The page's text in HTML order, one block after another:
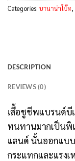
Categories: บานาน่าโบ๊ท,
DESCRIPTION
REVIEWS (0)
เสื้อชูชีพแบรนด์บี
ทนทานมากเป็นพิ
แลนด์ นั้นออกแบ
กระแทกและแรงเ